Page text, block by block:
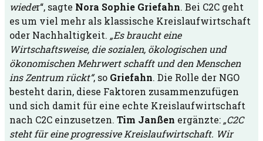
wieder“, sagte Nora Sophie Griefahn. Bei C2C geht
es um viel mehr als klassische Kreislaufwirtschaft
oder Nachhaltigkeit. „Es braucht eine
Wirtschaftsweise, die sozialen, ökologischen und
ökonomischen Mehrwert schafft und den Menschen
ins Zentrum rückt“, so Griefahn. Die Rolle der NGO
besteht darin, diese Faktoren zusammenzufügen
und sich damit für eine echte Kreislaufwirtschaft
nach C2C einzusetzen. Tim Janßen ergänzte: „C2C
steht für eine progressive Kreislaufwirtschaft. Wir